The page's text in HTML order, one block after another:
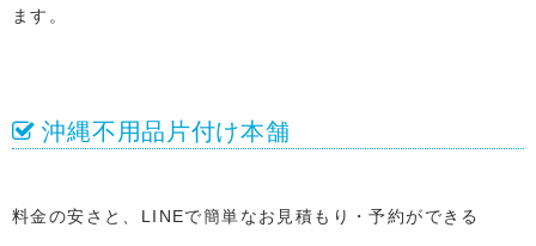
ます。
沖縄不用品片付け本舗
料金の安さと、LINEで簡単なお見積もり・予約ができる